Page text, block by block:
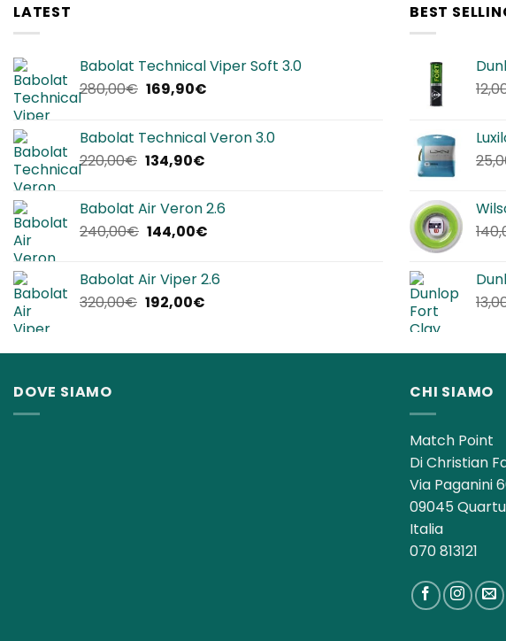
LATEST
Babolat Technical Viper Soft 3.0
280,00€ Il
era:
280,00€.
169,90€Il
è:
Babolat Technical Veron 3.0
220,00€ Il
era:
220,00€.
134,90€Il
è:
134,90€.
Babolat Air Veron 2.6
240,00€ Il
era:
240,00€.
144,00€Il
è:
Babolat Air Viper 2.6
320,00€ Il
era:
192,00€Il
è:
BEST
DOVE SIAMO CHI SIAMO
Match Point
Di Christian
Via Paganini
09045 Quartu
Italia
070 813121